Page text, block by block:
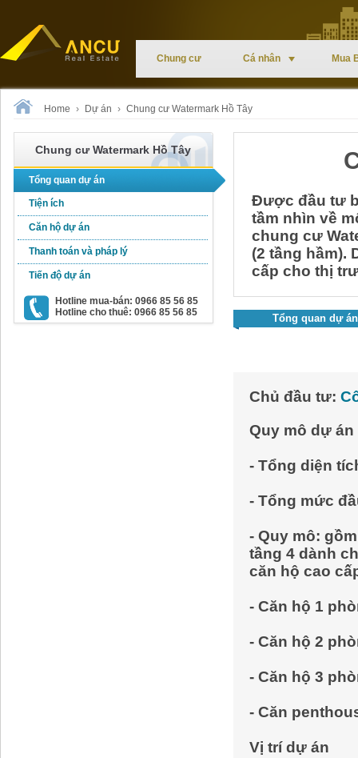
Chung cư Cá nhân Mua
Home › Dự án › Chung cư Watermark Hồ Tây
Chung cư Watermark Hồ Tây
Tổng quan dự án
Tiện ích
Căn hộ dự án
Thanh toán và pháp lý
Tiến độ dự án
Hotline mua-bán: 0966 85 56 85
Hotline cho thuê: 0966 85 56 85
Được đầu tư
tầm nhìn về
chung cư
(2 tầng hầm).
cấp cho thị
Tổng quan dự án
Chủ đầu tư:
Quy mô dự án
- Tổng diện
- Tổng mức
- Quy mô:
tầng 4 dành
căn hộ cao
- Căn hộ 1
- Căn hộ 2
- Căn hộ 3
- Căn
Vị trí dự án